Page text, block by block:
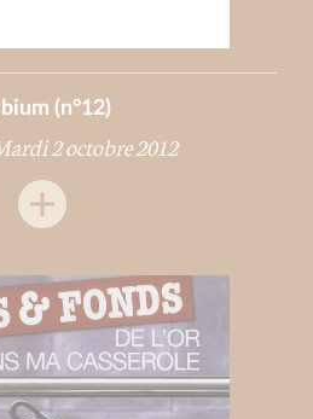
(n°12)
2 octobre 2012